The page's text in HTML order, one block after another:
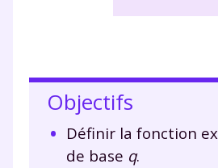
Objectifs
Définir la fonction
de base q.